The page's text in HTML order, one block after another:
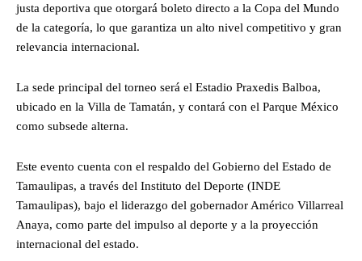
justa deportiva que otorgará boleto directo a la Copa del Mundo
de la categoría, lo que garantiza un alto nivel competitivo y gran
relevancia internacional.
La sede principal del torneo será el Estadio Praxedis Balboa,
ubicado en la Villa de Tamatán, y contará con el Parque México
como subsede alterna.
Este evento cuenta con el respaldo del Gobierno del Estado de
Tamaulipas, a través del Instituto del Deporte (INDE
Tamaulipas), bajo el liderazgo del gobernador Américo Villarreal
Anaya, como parte del impulso al deporte y a la proyección
internacional del estado.